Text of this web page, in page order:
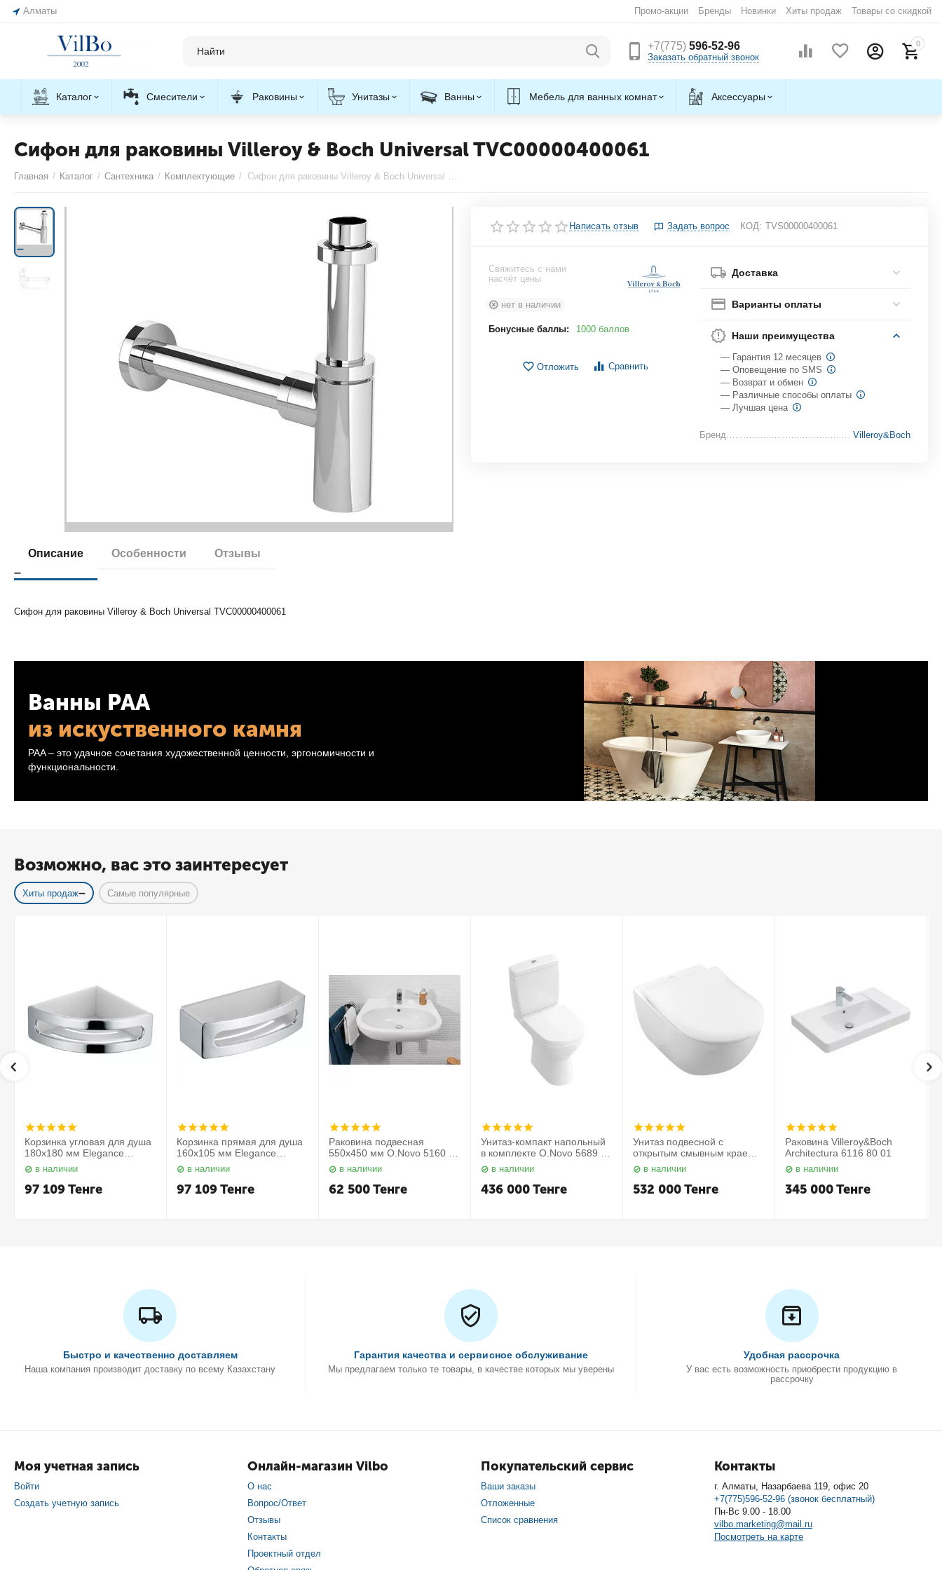
Алматы Промо-акции Бренды Новинки Хиты продаж Товары со скидкой
+7(775)596-52-96
Заказать обратный звонок
0
Каталог Смесители Раковины Унитазы Ванны Мебель для ванных комнат Аксессуары
Сифон для раковины Villeroy & Boch Universal TVC00000400061
Главная / Каталог / Сантехника / Комплектующие / Сифон для раковины Villeroy & Boch Universal TVC00000400061
Написать отзыв Задать вопрос КОД: TVS00000400061
Свяжитесь с нами
насчёт цены
нет в наличии
Бонусные баллы: 1000 баллов
Отложить Сравнить
Доставка
Варианты оплаты
Наши преимущества
— Гарантия 12 месяцев
— Оповещение по SMS
— Возврат и обмен
— Различные способы оплаты
— Лучшая цена
Бренд Villeroy&Boch
Описание Особенности Отзывы
Сифон для раковины Villeroy & Boch Universal TVC00000400061
Ванны PAA
из искуственного камня
PAA – это удачное сочетания художественной ценности, эргономичности и
функциональности.
Возможно, вас это заинтересует
Хиты продаж Самые популярные
Корзинка угловая для душа
180х180 мм Elegance
11657010000 Keuco
в наличии
97 109Тенге
Корзинка прямая для душа
160х105 мм Elegance
11658010000 Keuco
в наличии
97 109Тенге
Раковина подвесная
550х450 мм O.Novo 5160 55
01 Villeroy&Boch
в наличии
62 500Тенге
Унитаз-компакт напольный
в комплекте O.Novo 5689 10
01 Villeroy&Boch
в наличии
436 000Тенге
Унитаз подвесной с
открытым смывным краем в
комплекте с сиденьем
Subway 2.0 5614 R2 01
Villeroy&Boch
в наличии
532 000Тенге
Раковина Villeroy&Boch
Architectura 6116 80 01
в наличии
345 000Тенге
Быстро и качественно доставляем
Наша компания производит доставку по всему Казахстану
Гарантия качества и сервисное обслуживание
Мы предлагаем только те товары, в качестве которых мы уверены
Удобная рассрочка
У вас есть возможность приобрести продукцию в
рассрочку
Моя учетная запись
Войти
Создать учетную запись
Онлайн-магазин Vilbo
О нас
Вопрос/Ответ
Отзывы
Контакты
Проектный отдел
Покупательский сервис
Ваши заказы
Отложенные
Список сравнения
Контакты
г. Алматы, Назарбаева 119, офис 20
+7(775)596-52-96 (звонок бесплатный)
Пн-Вс 9.00 - 18.00
vilbo.marketing@mail.ru
Посмотреть на карте